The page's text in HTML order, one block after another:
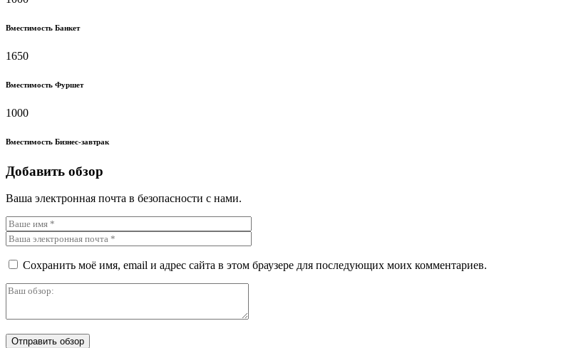
Вместимость Банкет
1650
Вместимость Фуршет
1000
Вместимость Бизнес-завтрак
Добавить обзор
Ваша электронная почта в безопасности с нами.
Сохранить моё имя, email и адрес сайта в этом браузере для последующих моих комментариев.
Отправить обзор